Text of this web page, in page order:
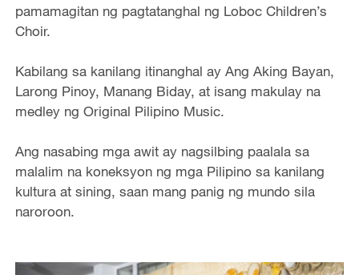
pamamagitan ng pagtatanghal ng Loboc Children’s
Choir.
Kabilang sa kanilang itinanghal ay Ang Aking Bayan,
Larong Pinoy, Manang Biday, at isang makulay na
medley ng Original Pilipino Music.
Ang nasabing mga awit ay nagsilbing paalala sa
malalim na koneksyon ng mga Pilipino sa kanilang
kultura at sining, saan mang panig ng mundo sila
naroroon.